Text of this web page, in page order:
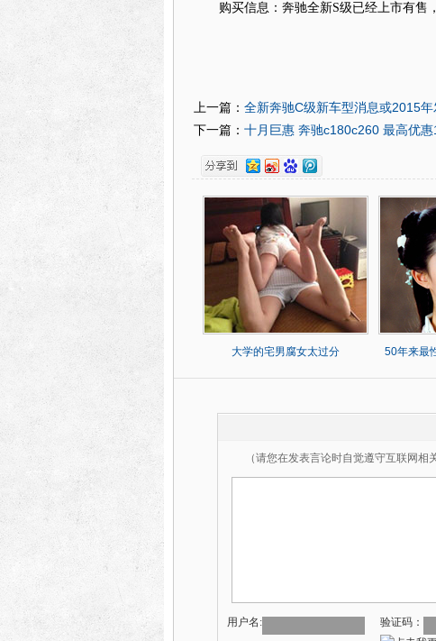
购买信息：奔驰全新S级已经上市有售，
上一篇： 全新奔驰C级新车型消息或2015年
下一篇： 十月巨惠 奔驰c180c260 最高优惠
大学的宅男腐女太过分 50年来最
（请您在发表言论时自觉遵守互联网相
用户名: 验证码：